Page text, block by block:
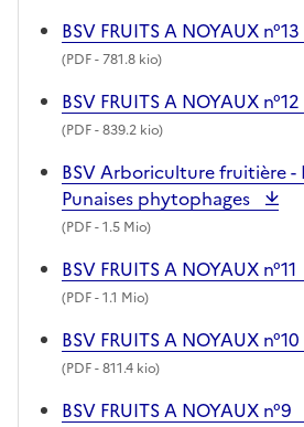
BSV FRUITS A NOYAUX n°13
(PDF- 781.8 kio)
BSV FRUITS A NOYAUX n°12
(PDF- 839.2 kio)
BSV Arboriculture fruitière -
Punaises phytophages
(PDF- 1.5 Mio)
BSV FRUITS A NOYAUX n°11
(PDF- 1.1 Mio)
BSV FRUITS A NOYAUX n°10
(PDF- 811.4 kio)
BSV FRUITS A NOYAUX n°9